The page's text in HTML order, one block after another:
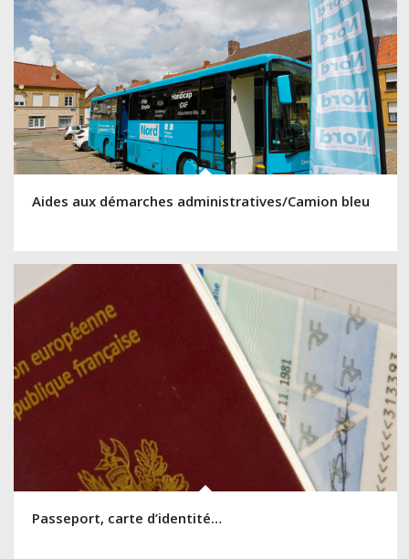
Aides aux démarches administratives/Camion bleu
Passeport, carte d’identité…